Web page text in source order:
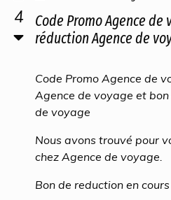
4
Code Promo Agence de
réduction Agence de
Code Promo Agence de
Agence de voyage et
de voyage
Nous avons trouvé pour
chez Agence de voyage.
Bon de reduction en